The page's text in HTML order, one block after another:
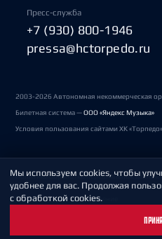
Пресс-служба
+7 (930) 800-1946
pressa@hctorpedo.ru
2003-2026 Автономная некоммерческая
Билетная система —ООО «Яндекс Музыка»
Условия пользования сайтами ХК «Торпедо»
Политика обработки персональных данных
Пользовательское соглашение
Мы используем cookies, чтобы
удобнее для вас. Продолжая
с обработкой cookies.